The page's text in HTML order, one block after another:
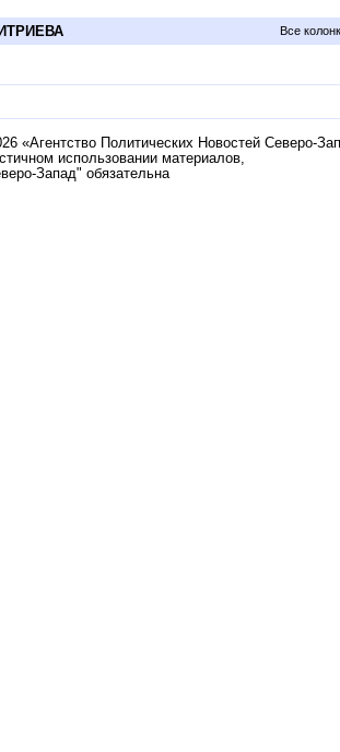
Все
«Агентство Политических Новостей Северо-
использовании материалов,
Запад" обязательна